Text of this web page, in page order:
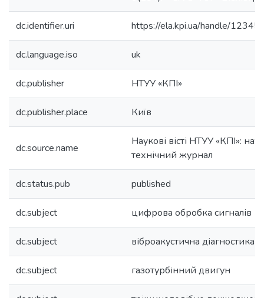
dc.identifier.uri https://ela.kpi.ua/handle/
dc.language.iso uk
dc.publisher НТУУ «КПІ»
dc.publisher.place Київ
dc.source.name
Наукові вісті НТУУ «КПІ»:
технічний журнал
dc.status.pub published
dc.subject цифрова обробка сигналів
dc.subject віброакустична діагностика
dc.subject газотурбінний двигун